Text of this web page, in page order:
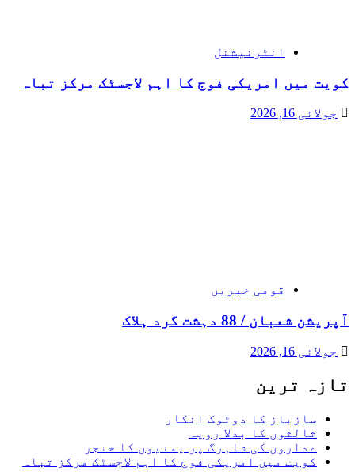
انٹرنیشنل
کویت میں امریکی فوج کا اہم لاجسٹک مرکز تباہ
جولائی 16, 2026
قومی خبریں
آپریشن شعبان / 88 دہشت گرد ہلاک
جولائی 16, 2026
تازہ ترین
سازباز کا دوٹوک انکار
ثالثوں کا بدلا رویہ
غداروں کی شاہرگ پر یمنیوں کا خنجر
کویت میں امریکی فوج کا اہم لاجسٹک مرکز تباہ